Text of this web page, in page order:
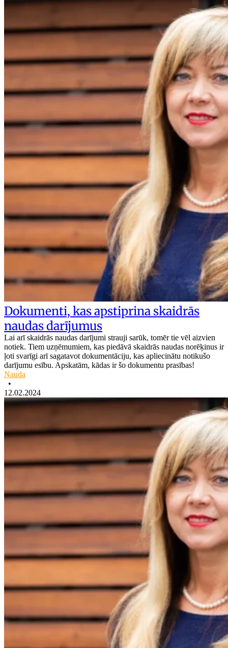
Dokumenti, kas apstiprina skaidrās
naudas darījumus
Lai arī skaidrās naudas darījumi strauji sarūk, tomēr tie vēl aizvien
notiek. Tiem uzņēmumiem, kas piedāvā skaidrās naudas norēķinus ir
ļoti svarīgi arī sagatavot dokumentāciju, kas apliecinātu notikušo
darījumu esību. Apskatām, kādas ir šo dokumentu prasības!
Nauda
•
12.02.2024